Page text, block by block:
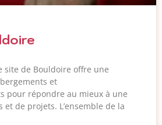
site de Bouldoire offre une
et
pour répondre au mieux à une
de projets. L’ensemble de la